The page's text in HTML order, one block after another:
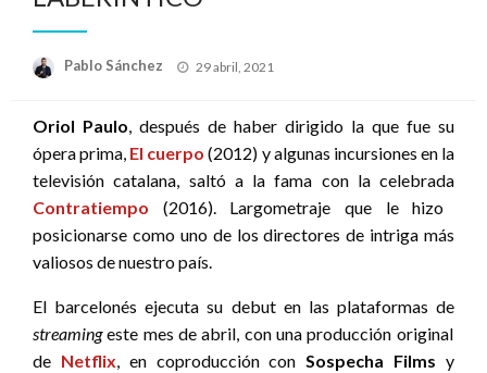
Pablo Sánchez
Publicado
29 abril, 2021
Oriol Paulo, después de haber dirigido la que fue su
ópera prima, El cuerpo(2012) y algunas incursiones en la
televisión catalana, saltó a la fama con la celebrada
Contratiempo (2016). Largometraje que le hizo
posicionarse como uno de los directores de intriga más
valiosos de nuestro país.
El barcelonés ejecuta su debut en las plataformas de
streamingeste mes de abril, con una producción original
de Netflix, en coproducción con Sospecha Filmsy